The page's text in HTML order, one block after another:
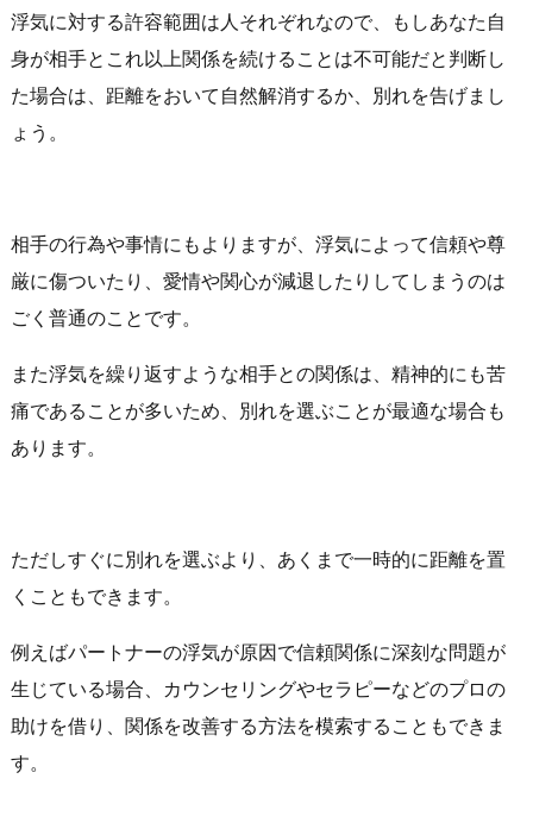
浮気に対する許容範囲は人それぞれなので、もしあなた自
身が相手とこれ以上関係を続けることは不可能だと判断し
た場合は、距離をおいて自然解消するか、別れを告げまし
ょう。
相手の行為や事情にもよりますが、浮気によって信頼や尊
厳に傷ついたり、愛情や関心が減退したりしてしまうのは
ごく普通のことです。
また浮気を繰り返すような相手との関係は、精神的にも苦
痛であることが多いため、別れを選ぶことが最適な場合も
あります。
ただしすぐに別れを選ぶより、あくまで一時的に距離を置
くこともできます。
例えばパートナーの浮気が原因で信頼関係に深刻な問題が
生じている場合、カウンセリングやセラピーなどのプロの
助けを借り、関係を改善する方法を模索することもできま
す。